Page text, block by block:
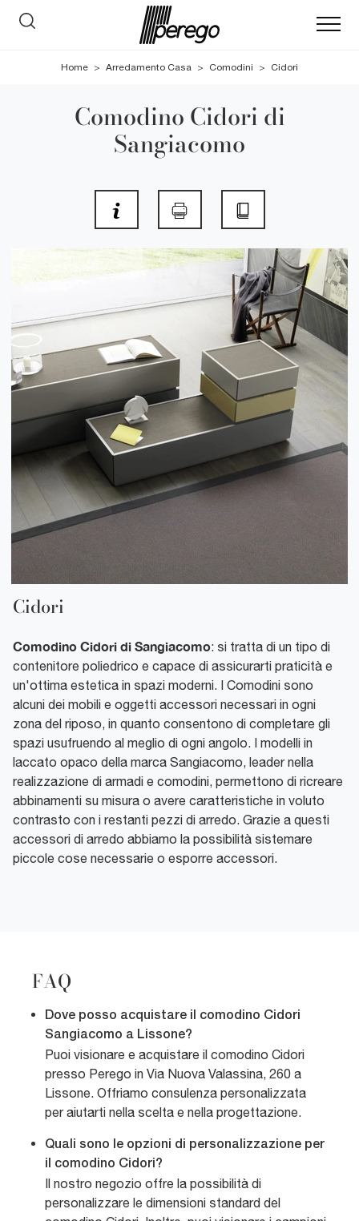
Home > Arredamento Casa > Comodini > Cidori
Comodino Cidori di
Sangiacomo
Cidori
Comodino Cidori di Sangiacomo: si tratta di un tipo di
contenitore poliedrico e capace di assicurarti praticità e
un'ottima estetica in spazi moderni. I Comodini sono
alcuni dei mobili e oggetti accessori necessari in ogni
zona del riposo, in quanto consentono di completare gli
spazi usufruendo al meglio di ogni angolo. I modelli in
laccato opaco della marca Sangiacomo, leader nella
realizzazione di armadi e comodini, permettono di ricreare
abbinamenti su misura o avere caratteristiche in voluto
contrasto con i restanti pezzi di arredo. Grazie a questi
accessori di arredo abbiamo la possibilità sistemare
piccole cose necessarie o esporre accessori.
FAQ
Dove posso acquistare il comodino Cidori
Sangiacomo a Lissone?
Puoi visionare e acquistare il comodino Cidori
presso Perego in Via Nuova Valassina, 260 a
Lissone. Offriamo consulenza personalizzata
per aiutarti nella scelta e nella progettazione.
Quali sono le opzioni di personalizzazione per
il comodino Cidori?
Il nostro negozio offre la possibilità di
personalizzare le dimensioni standard del